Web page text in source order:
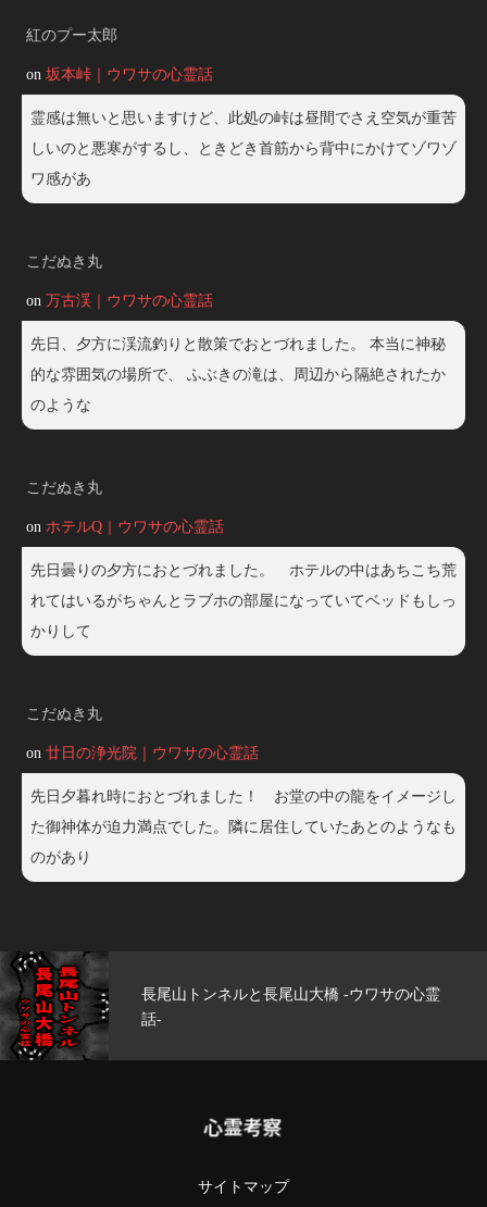
紅のプー太郎
on 坂本峠｜ウワサの心霊話
霊感は無いと思いますけど、此処の峠は昼間でさえ空気が重苦
しいのと悪寒がするし、ときどき首筋から背中にかけてゾワゾ
ワ感があ
こだぬき丸
on 万古渓｜ウワサの心霊話
先日、夕方に渓流釣りと散策でおとづれました。 本当に神秘
的な雰囲気の場所で、 ふぶきの滝は、周辺から隔絶されたか
のような
こだぬき丸
on ホテルQ｜ウワサの心霊話
先日曇りの夕方におとづれました。 ホテルの中はあちこち荒
れてはいるがちゃんとラブホの部屋になっていてベッドもしっ
かりして
こだぬき丸
on 廿日の浄光院｜ウワサの心霊話
先日夕暮れ時におとづれました！ お堂の中の龍をイメージし
た御神体が迫力満点でした。隣に居住していたあとのようなも
のがあり
長尾山トンネルと長尾山大橋 -ウワサの心霊
話-
心霊考察
サイトマップ